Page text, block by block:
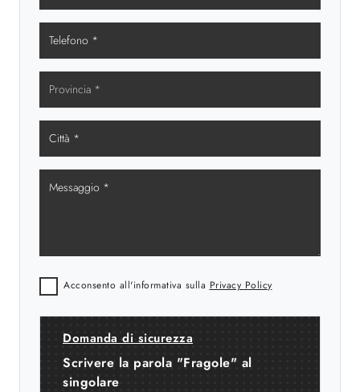
Acconsento all'informativa sulla Privacy Policy
Domanda di sicurezza
Scrivere la parola "Fragole" al
singolare